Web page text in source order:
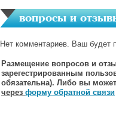
вопросы и
Нет комментариев. Ваш будет
Размещение вопросов и
зарегестрированным
обязательна). Либо вы
через форму обратной связи